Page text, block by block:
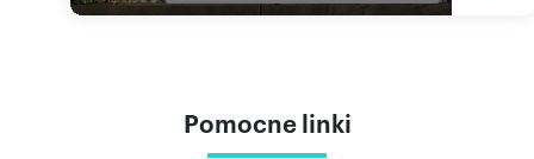
Pomocne linki